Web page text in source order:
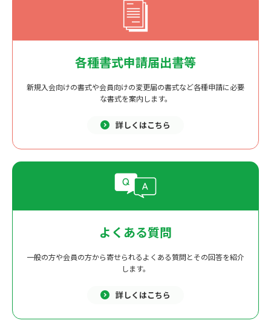
各種書式申請届出書等
新規入会向けの書式や会員向けの変更届の書式など各種申請に必要
な書式を案内します。
詳しくはこちら
よくある質問
一般の方や会員の方から寄せられるよくある質問とその回答を紹介
します。
詳しくはこちら